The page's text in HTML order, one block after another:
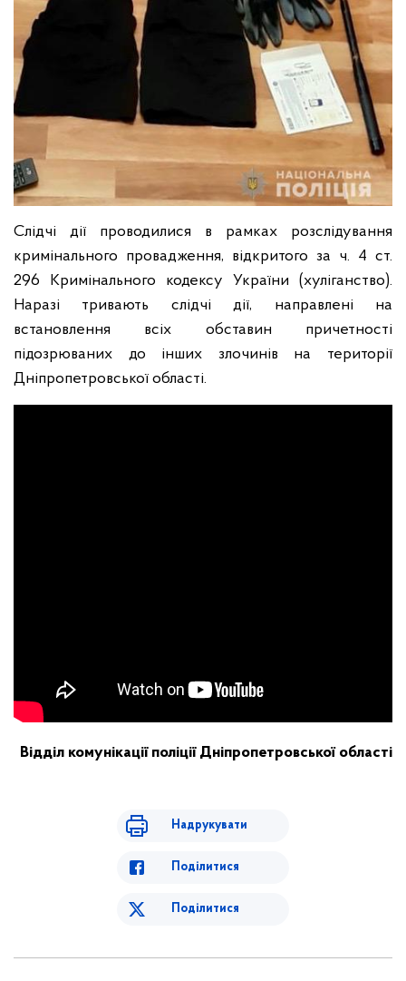
Слідчі дії проводилися в рамках розслідування
кримінального провадження, відкритого за ч. 4 ст.
296 Кримінального кодексу України (хуліганство).
Наразі тривають слідчі дії, направлені на
встановлення всіх обставин причетності
підозрюваних до інших злочинів на території
Дніпропетровської області.
Відділ комунікації поліції Дніпропетровської області
Надрукувати
Поділитися
Поділитися